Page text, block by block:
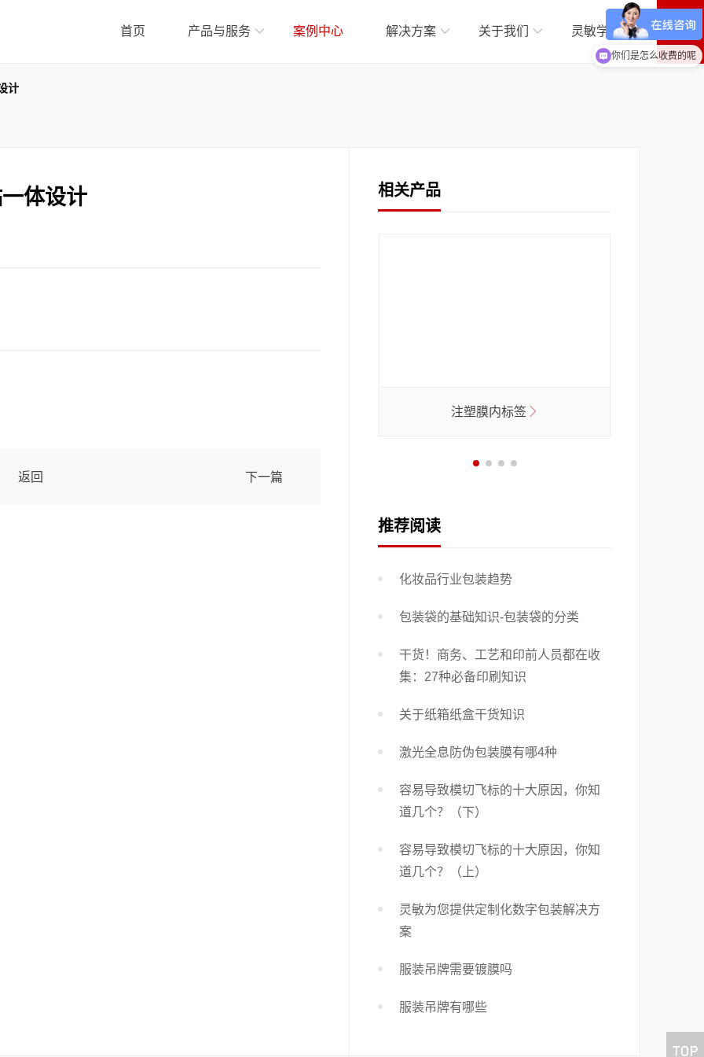
首页 产品与服务 案例中心 解决方案 关于我们 灵敏学院
计
体设计
返回 下一篇
相关产品
吹塑膜内标签
推荐阅读
化妆品行业包装趋势
包装袋的基础知识-包装袋的分类
干货！商务、工艺和印前人员都在收
集：27种必备印刷知识
关于纸箱纸盒干货知识
激光全息防伪包装膜有哪4种
容易导致模切飞标的十大原因，你知
道几个？（下）
容易导致模切飞标的十大原因，你知
道几个？（上）
灵敏为您提供定制化数字包装解决方
案
服装吊牌需要镀膜吗
服装吊牌有哪些
现在有优惠活动吗